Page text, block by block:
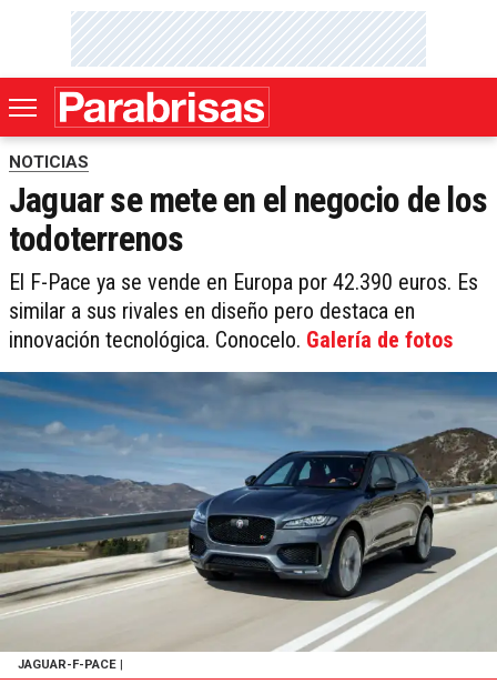
NOTICIAS
Jaguar se mete en el negocio de los
todoterrenos
El F-Pace ya se vende en Europa por 42.390 euros. Es
similar a sus rivales en diseño pero destaca en
innovación tecnológica. Conocelo. Galería de fotos
JAGUAR-F-PACE